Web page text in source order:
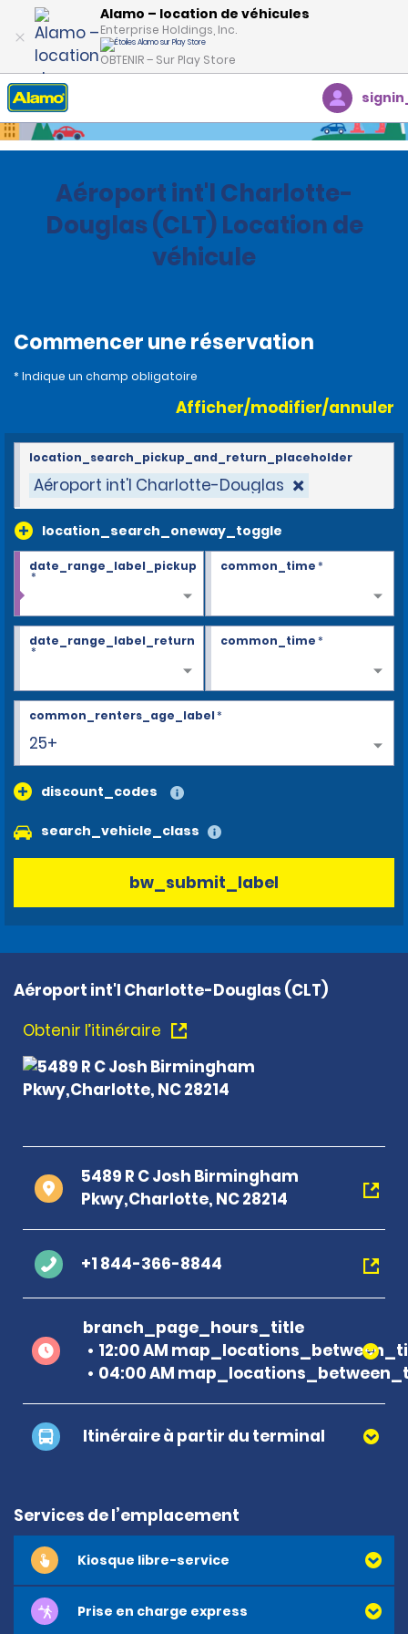
Alamo – location de véhicules
Enterprise Holdings, Inc.
OBTENIR – Sur Play Store
Accueil Succursales North Carolina
Aéroport int'l Charlotte-
Douglas (CLT) Location de
véhicule
Commencer une réservation
* Indique un champ obligatoire
Afficher/modifier/annuler
Aéroport int'l Charlotte-Douglas
location_search_oneway_toggle
location_search_pickup_and_return_placeholder
date_range_label_pickup
*
common_time*
date_range_label_return
*
common_time*
25+
common_renters_age_label*
discount_codes
search_vehicle_class
bw_submit_label
Aéroport int'l Charlotte-Douglas (CLT)
Obtenir l’itinéraire
5489 R C Josh Birmingham
Pkwy,Charlotte, NC 28214
+1 844-366-8844
branch_page_hours_title
12:00 AM
04:00 AM
Itinéraire à partir du terminal
Services de l’emplacement
Kiosque libre-service
Prise en charge express